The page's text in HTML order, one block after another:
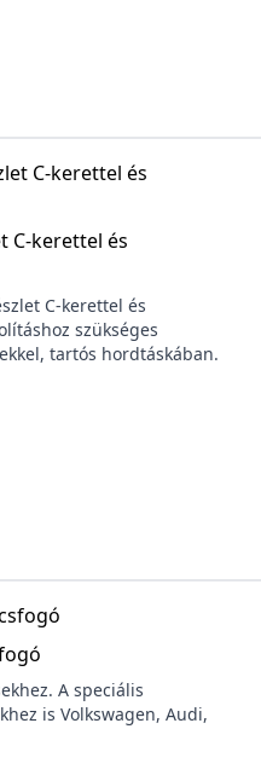
C-kerettel és
C-kerettel és
szükséges
tartós hordtáskában.
A speciális
is Volkswagen, Audi,